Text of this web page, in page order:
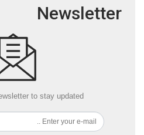
Newsletter
to stay updated.